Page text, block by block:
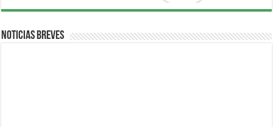
Noticias breves